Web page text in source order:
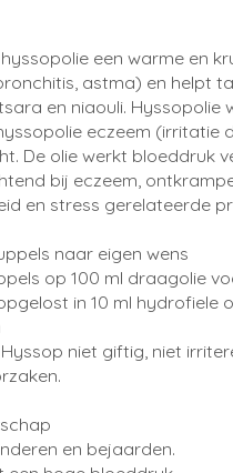
een warme en
astma) en helpt
en niaouli.
eczeem (irritatie
De olie werkt bloeddruk
bij eczeem,
en stress gerelateerde
naar eigen wens
op 100 ml draagolie
in 10 ml hydrofiele
niet giftig, niet
en bejaarden.